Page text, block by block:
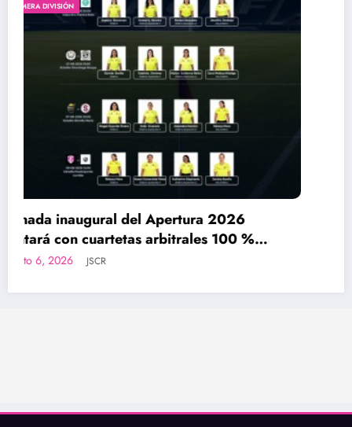
Arranca el Torneo de Apertura 2026
nuevo formato de competencia.
agosto 6, 2026 JSCR